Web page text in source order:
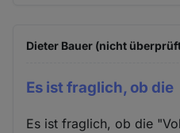
Dieter Bauer (nicht
Es ist fraglich, ob die
Es ist fraglich, ob die